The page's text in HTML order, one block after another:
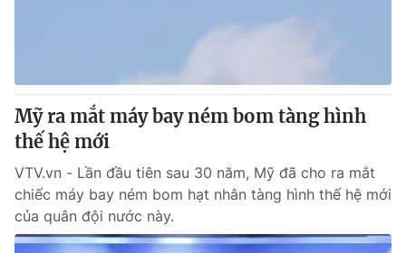
Câu chuyện quốc tế
Thị trường
Góc doanh nghiệp
Truyền hình
Phim VTV
Hậu trường
Nhân vật
Giải trí
Điện ảnh
Âm nhạc
Đời sống
Mỹ ra mắt máy bay ném bom tàng hình
thế hệ mới
VTV.vn - Lần đầu tiên sau 30 năm, Mỹ đã cho ra mắt
chiếc máy bay ném bom hạt nhân tàng hình thế hệ mới
của quân đội nước này.